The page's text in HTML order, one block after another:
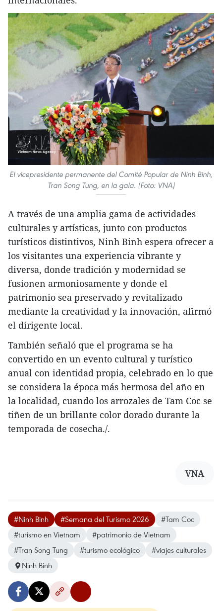
El vicepresidente permanente del Comité Popular de Ninh Binh,
Tran Song Tung, en la gala. (Foto: VNA)
A través de una amplia gama de actividades
culturales y artísticas, junto con productos
turísticos distintivos, Ninh Binh espera ofrecer a
los visitantes una experiencia vibrante y
diversa, donde tradición y modernidad se
fusionen armoniosamente y donde el
patrimonio sea preservado y revitalizado
mediante la creatividad y la innovación, afirmó
el dirigente local.
También señaló que el programa se ha
convertido en un evento cultural y turístico
anual con identidad propia, celebrado en lo que
se considera la época más hermosa del año en
la localidad, cuando los arrozales de Tam Coc se
tiñen de un brillante color dorado durante la
temporada de cosecha./.
VNA
#Ninh Binh #Semana del Turismo 2026
#Tam Coc
#turismo en Vietnam
#patrimonio de Vietnam
#Tran Song Tung
#turismo ecológico
#viajes culturales
Ninh Binh